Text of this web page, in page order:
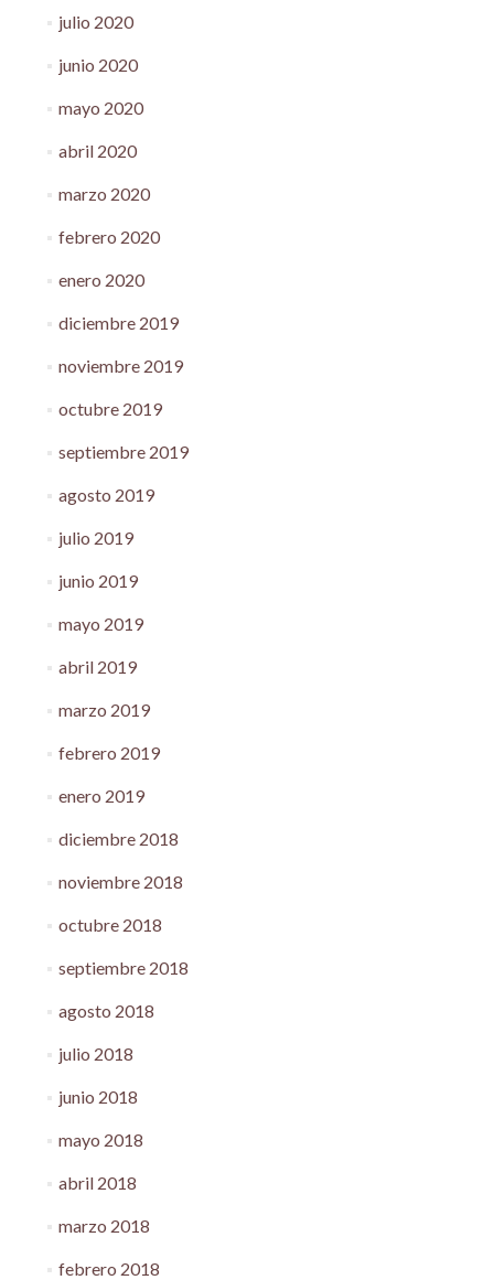
julio 2020
junio 2020
mayo 2020
abril 2020
marzo 2020
febrero 2020
enero 2020
diciembre 2019
noviembre 2019
octubre 2019
septiembre 2019
agosto 2019
julio 2019
junio 2019
mayo 2019
abril 2019
marzo 2019
febrero 2019
enero 2019
diciembre 2018
noviembre 2018
octubre 2018
septiembre 2018
agosto 2018
julio 2018
junio 2018
mayo 2018
abril 2018
marzo 2018
febrero 2018